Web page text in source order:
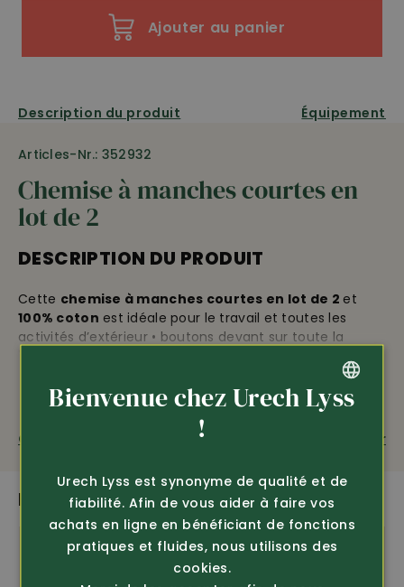
Ajouter au panier
Description du produit Équipement
Articles-Nr.: 352932
Chemise à manches courtes en
lot de 2
DESCRIPTION DU PRODUIT
Cette chemise à manches courtes en lot de 2 et
100% coton est idéale pour le travail et toutes les
activités d’extérieur • boutons devant sur toute la
confection et qualité très réussie
(jusqu’à épuisement du stock).
OEKO-TEX
Questions sur le produit Recommander
PLUS DE PRODUITS PASSIONNANTS
GERMAN
Bienvenue chez Urech Lyss
!
Urech Lyss est synonyme de qualité et de
fiabilité. Afin de vous aider à faire vos
achats en ligne en bénéficiant de fonctions
pratiques et fluides, nous utilisons des
cookies.